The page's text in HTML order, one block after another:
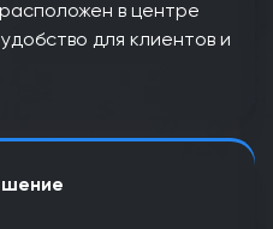
в центре
для клиентов и